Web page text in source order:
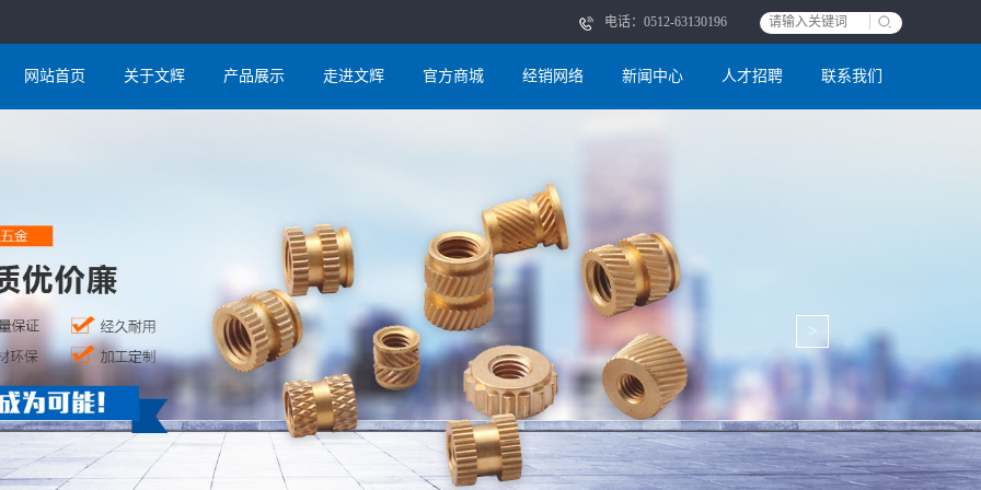
电话：0512-63130196
网站首页 关于文辉 产品展示 走进文辉 官方商城 经销网络 新闻中心 人才招聘 联系我们
>